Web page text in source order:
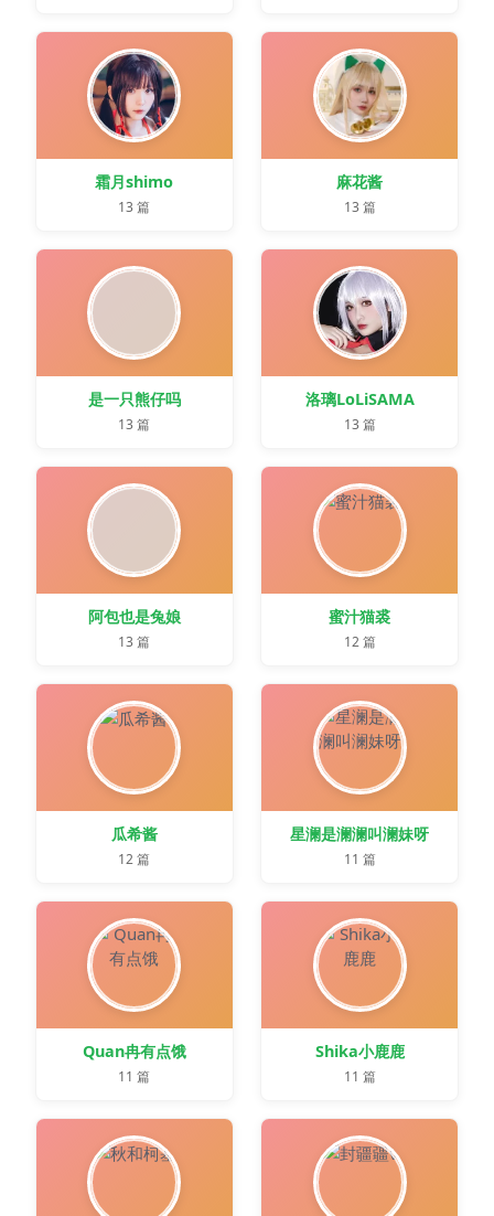
霜月shimo
13 篇
麻花酱
13 篇
是一只熊仔吗
13 篇
洛璃LoLiSAMA
13 篇
阿包也是兔娘
13 篇
蜜汁猫裘
12 篇
瓜希酱
12 篇
星澜是澜澜叫澜妹呀
11 篇
Quan冉有点饿
11 篇
Shika小鹿鹿
11 篇